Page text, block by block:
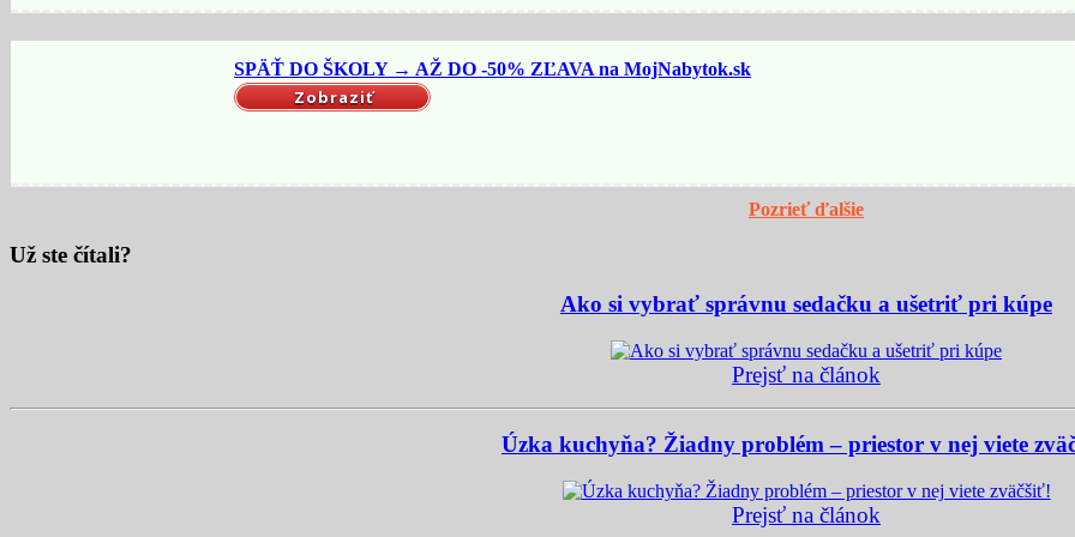
SPÄŤ DO ŠKOLY → AŽ DO -50% ZĽAVA na MojNabytok.sk
Zobraziť
Pozrieť ďalšie
Už ste čítali?
Ako si vybrať správnu sedačku a ušetriť pri kúpe
Prejsť na článok
Úzka kuchyňa? Žiadny problém – priestor v nej viete
Prejsť na článok